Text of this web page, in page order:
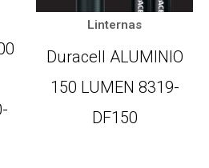
Linternas
Duracell ALUMINIO
150 LUMEN 8319-
DF150